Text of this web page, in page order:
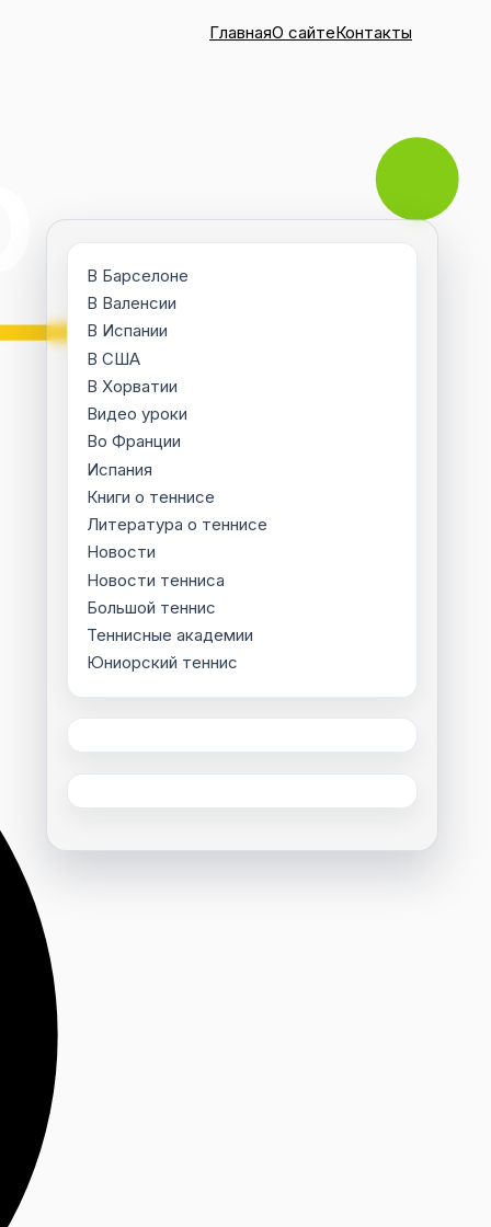
ГлавнаяО сайтеКонтакты
В Барселоне
В Валенсии
В Испании
В США
В Хорватии
Видео уроки
Во Франции
Испания
Книги о теннисе
Литература о теннисе
Новости
Новости тенниса
Большой теннис
Теннисные академии
Юниорский теннис